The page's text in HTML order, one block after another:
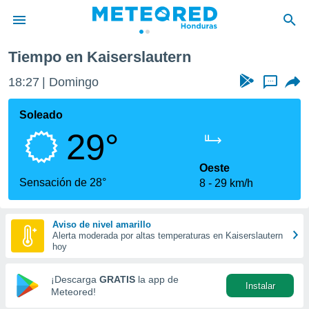
de
ha sido
calidad.
a este
las
y
forma
digital
basada
Tiempo en Kaiserslautern
18:27 Domingo ...
Soleado
29°
Sensación de 28°
Oeste
8
29 km/h
Aviso de nivel amarillo
Alerta moderada por altas temperaturas en Kaiserslautern
hoy
¡Descarga GRATIS la app de
Meteored!
Instalar